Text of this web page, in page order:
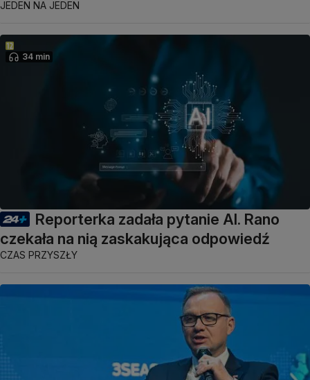
JEDEN NA JEDEN
34 min
Reporterka zadała pytanie AI. Rano
czekała na nią zaskakująca odpowiedź
CZAS PRZYSZŁY